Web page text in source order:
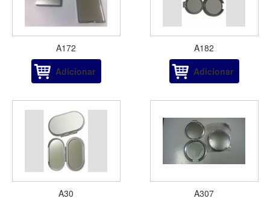
A172
Adicionar
A182
Adicionar
A30
A307